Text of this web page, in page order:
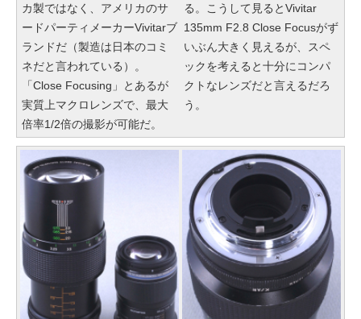
カ製ではなく、アメリカのサ
ードパーティメーカーVivitarブ
ランドだ（製造は日本のコミ
ネだと言われている）。
「Close Focusing」とあるが
実質上マクロレンズで、最大
倍率1/2倍の撮影が可能だ。
る。こうして見るとVivitar
135mm F2.8 Close Focusがず
いぶん大きく見えるが、スペ
ックを考えると十分にコンパ
クトなレンズだと言えるだろ
う。